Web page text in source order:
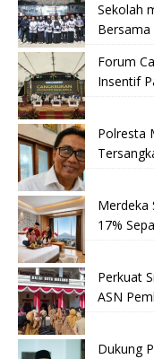
Sekolah
Bersama
Forum
Insentif
Polresta
Merdeka
17%
Perkuat
ASN
Dukung